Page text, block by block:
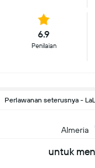
6.9
Penilaian
Perlawanan seterusnya -
Almeria
untuk